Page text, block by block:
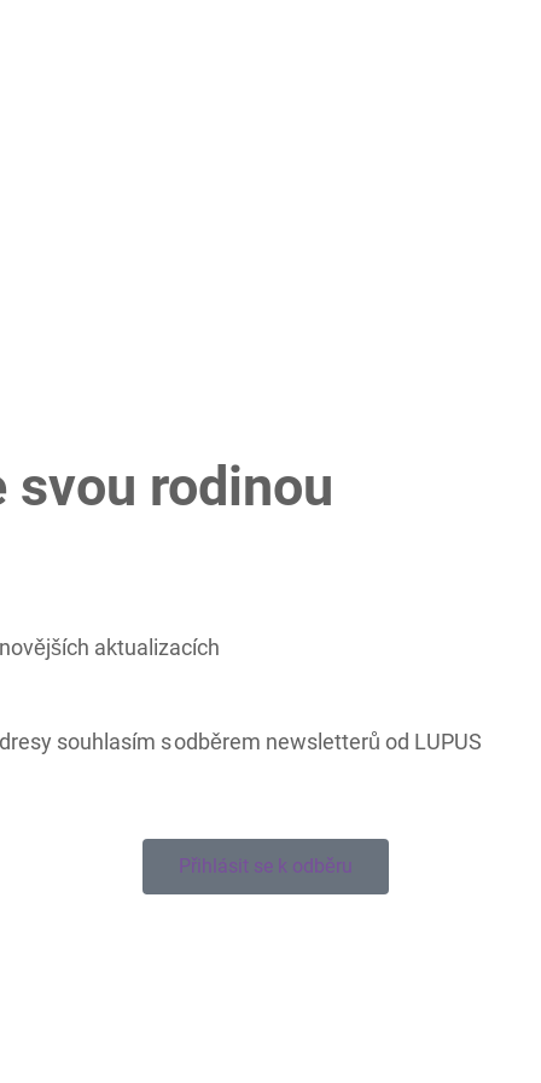
svou rodinou
aktualizacích
souhlasím s odběrem newsletterů od LUPUS
Přihlásit se k odběru